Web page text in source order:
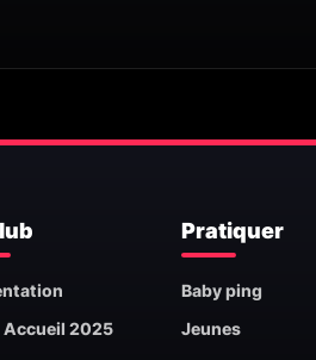
Accueil 2025
Pratiquer
Baby ping
Jeunes